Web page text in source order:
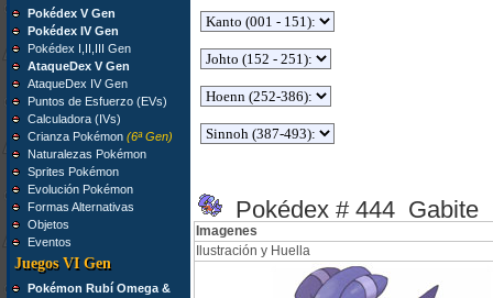
Pokédex V Gen
Pokédex IV Gen
Pokédex I,II,III Gen
AtaqueDex V Gen
AtaqueDex IV Gen
Puntos de Esfuerzo (EVs)
Calculadora (IVs)
Crianza Pokémon (6ª Gen)
Naturalezas Pokémon
Sprites Pokémon
Evolución Pokémon
Formas Alternativas
Objetos
Eventos
Juegos VI Gen
Pokémon Rubí Omega &
Pokédex # 444 Gabite
Imagenes
Ilustración y Huella